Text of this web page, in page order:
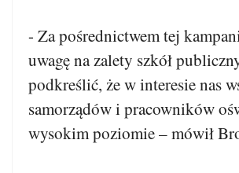
- Za pośrednictwem tej
uwagę na zalety szkół
podkreślić, że w interesie nas
samorządów i pracowników
wysokim poziomie – mówił